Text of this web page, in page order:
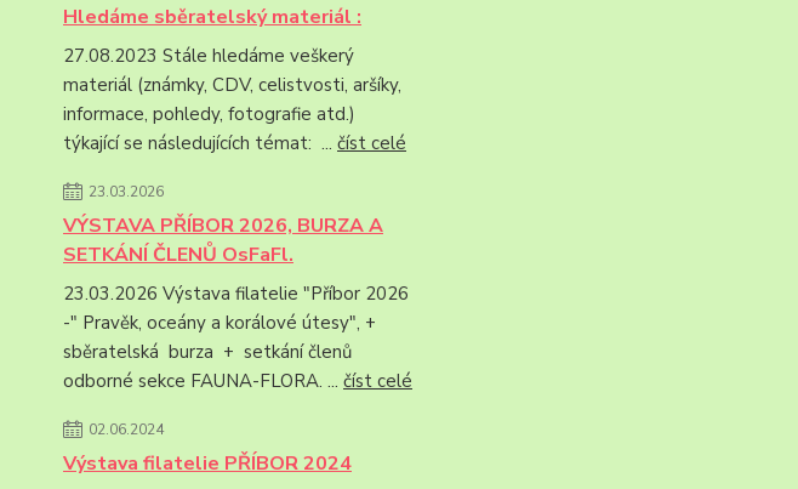
Hledáme sběratelský materiál :
27.08.2023 Stále hledáme veškerý
materiál (známky, CDV, celistvosti, aršíky,
informace, pohledy, fotografie atd.)
týkající se následujících témat: ... číst celé
23.03.2026
VÝSTAVA PŘÍBOR 2026, BURZA A
SETKÁNÍ ČLENŮ OsFaFl.
23.03.2026 Výstava filatelie "Příbor 2026
-" Pravěk, oceány a korálové útesy", +
sběratelská burza + setkání členů
odborné sekce FAUNA-FLORA. ... číst celé
02.06.2024
Výstava filatelie PŘÍBOR 2024